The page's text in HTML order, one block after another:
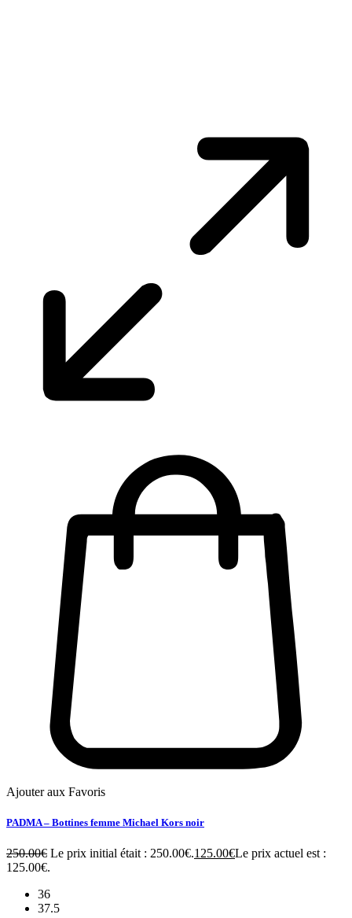
Ajouter aux Favoris
PADMA – Bottines femme Michael Kors noir
250.00€ Le prix initial était : 250.00€.125.00€Le prix actuel est :
125.00€.
36
37.5